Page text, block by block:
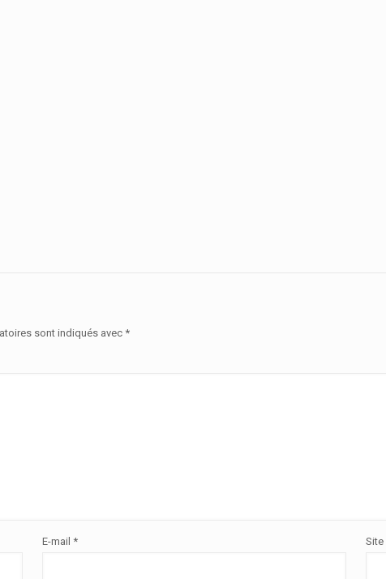
sont indiqués avec *
E-mail * Site